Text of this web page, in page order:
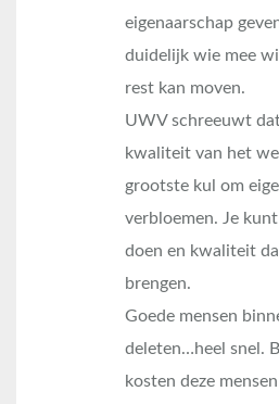
eigenaarschap
duidelijk wie mee
rest kan moven.
UWV schreeuwt
kwaliteit van het
grootste kul om
verbloemen. Je
doen en kwaliteit
brengen.
Goede mensen
deleten…heel snel.
kosten deze